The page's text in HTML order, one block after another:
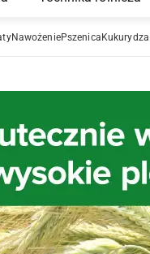
NawożeniePszenica Kukurydza